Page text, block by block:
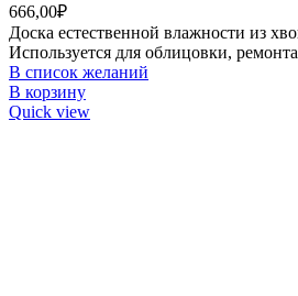
666,00₽
Доска естественной влажности из
Используется для облицовки,
В список желаний
В корзину
Quick view